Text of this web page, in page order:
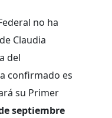
no ha
Claudia
del
confirmado es
su Primer
septiembre